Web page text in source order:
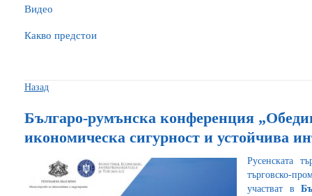
Видео
Какво предстои
Назад
Българо-румънска конференция
икономическа сигурност и устойчива
Русенската
търговско-
участват в